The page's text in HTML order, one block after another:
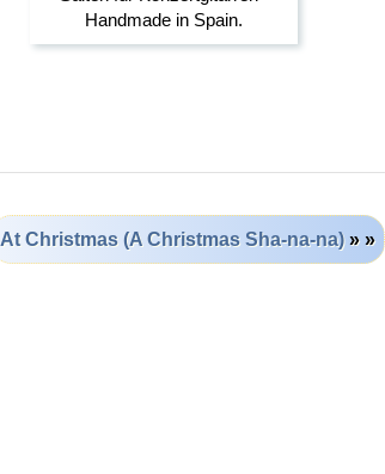
At Christmas (A Christmas Sha-na-na)» »